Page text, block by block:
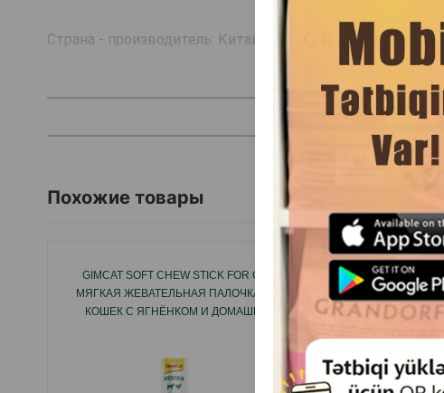
Страна - производитель: Китай.
Похожие товары
GIMCAT SOFT CHEW STICK FOR CATS
МЯГКАЯ ЖЕВАТЕЛЬНАЯ ПАЛОЧКА ДЛЯ
КОШЕК С ЯГНЁНКОМ И ДОМАШНЕЙ
ЛАКОМСТВО
TREAT